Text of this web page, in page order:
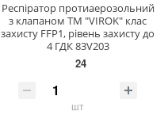
Респіратор протиаерозольний
з клапаном ТМ "VIROK" клас
захисту FFP1, рівень захисту до
4 ГДК 83V203
24
шт